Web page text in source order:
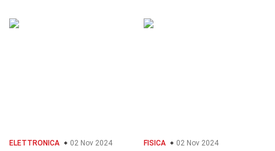
ELETTRONICA 02 Nov 2024 FISICA 02 Nov 2024